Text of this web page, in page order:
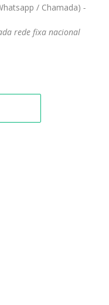
/ Chamada) -
rede fixa nacional